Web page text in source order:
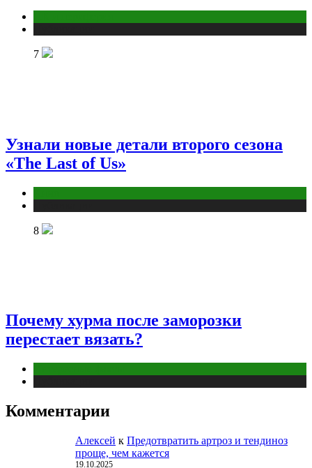
7
Узнали новые детали второго сезона
«The Last of Us»
8
Почему хурма после заморозки
перестает вязать?
Комментарии
Алексей к Предотвратить артроз и тендиноз
проще, чем кажется
19.10.2025